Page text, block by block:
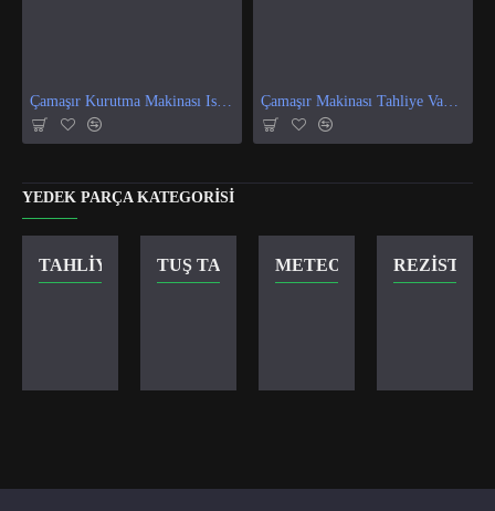
Çamaşır Makinası Tahliye Vanası
YEDEK PARÇA KATEGORISI
TAHLIYE VANASITUŞ TAKIMI METEOR KILITREZISTANS